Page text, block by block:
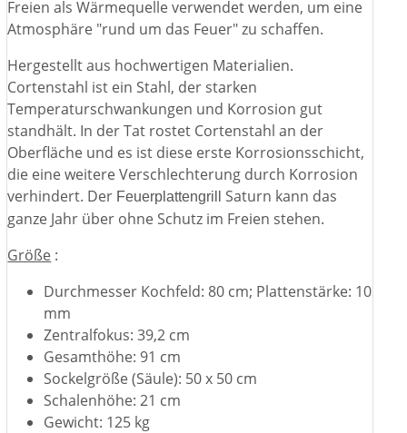
Freien als Wärmequelle verwendet werden, um eine
Atmosphäre "rund um das Feuer" zu schaffen.
Hergestellt aus hochwertigen Materialien.
Cortenstahl ist ein Stahl, der starken
Temperaturschwankungen und Korrosion gut
standhält. In der Tat rostet Cortenstahl an der
Oberfläche und es ist diese erste Korrosionsschicht,
die eine weitere Verschlechterung durch Korrosion
verhindert. Der Feuerplattengrill
Saturn kann das
ganze Jahr über ohne Schutz im Freien stehen.
Größe :
Durchmesser Kochfeld: 80 cm; Plattenstärke: 10
mm
Zentralfokus: 39,2 cm
Gesamthöhe: 91 cm
Sockelgröße (Säule): 50 x 50 cm
Schalenhöhe: 21 cm
Gewicht: 125 kg